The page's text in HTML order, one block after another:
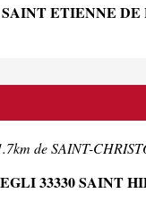
ETIENNE DE
de SAINT-
33330 SAINT